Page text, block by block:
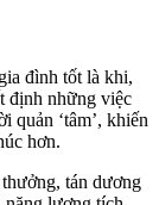
đình tốt là khi,
định những việc
quản ‘tâm’, khiến
hơn.
tán dương